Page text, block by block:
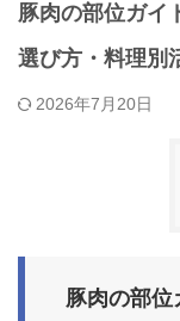
豚肉の部位ガイ
選び方・料理別
2026年7月20日
豚肉の部位